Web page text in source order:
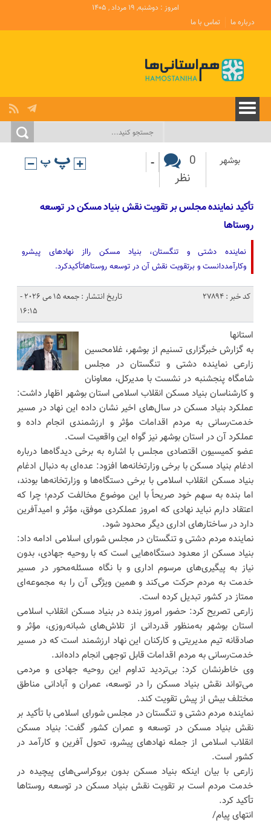
امروز : دوشنبه, ۱۹ مرداد , ۱۴۰۵
درباره ما
تماس با ما
بوشهر
0
نظر
-
تأکید نماینده مجلس بر تقویت نقش بنیاد مسکن در توسعه
روستاها
نماینده دشتی و تنگستان، بنیاد مسکن رااز نهادهای پیشرو
وکارآمددانست و برتقویت نقش آن در توسعه روستاهاتأکیدکرد.
کد خبر : 27894
تاریخ انتشار : جمعه 15 می 2026 -
16:15
استانها
به گزارش خبرگزاری تسنیم از بوشهر، غلامحسین
زارعی نماینده دشتی و تنگستان در مجلس
شامگاه پنجشنبه در نشست با مدیرکل، معاونان
و کارشناسان بنیاد مسکن انقلاب اسلامی استان بوشهر اظهار داشت:
عملکرد بنیاد مسکن در سال‌های اخیر نشان داده این نهاد در مسیر
خدمت‌رسانی به مردم اقدامات مؤثر و ارزشمندی انجام داده و
عملکرد آن در استان بوشهر نیز گواه این واقعیت است.
عضو کمیسیون اقتصادی مجلس با اشاره به برخی دیدگاه‌ها درباره
ادغام بنیاد مسکن با برخی وزارتخانه‌ها افزود: عده‌ای به دنبال ادغام
بنیاد مسکن انقلاب اسلامی با برخی دستگاه‌ها و وزارتخانه‌ها بودند،
اما بنده به سهم خود صریحاً با این موضوع مخالفت کردم؛ چرا که
اعتقاد دارم نباید نهادی که امروز عملکردی موفق، مؤثر و امیدآفرین
دارد در ساختارهای اداری دیگر محدود شود.
نماینده مردم دشتی و تنگستان در مجلس شورای اسلامی ادامه داد:
بنیاد مسکن از معدود دستگاه‌هایی است که با روحیه جهادی، بدون
نیاز به پیگیری‌های مرسوم اداری و با نگاه مسئله‌محور در مسیر
خدمت به مردم حرکت می‌کند و همین ویژگی آن را به مجموعه‌ای
ممتاز در کشور تبدیل کرده است.
زارعی تصریح کرد: حضور امروز بنده در بنیاد مسکن انقلاب اسلامی
استان بوشهر به‌منظور قدردانی از تلاش‌های شبانه‌روزی، مؤثر و
صادقانه تیم مدیریتی و کارکنان این نهاد ارزشمند است که در مسیر
خدمت‌رسانی به مردم اقدامات قابل توجهی انجام داده‌اند.
وی خاطرنشان کرد: بی‌تردید تداوم این روحیه جهادی و مردمی
می‌تواند نقش بنیاد مسکن را در توسعه، عمران و آبادانی مناطق
مختلف بیش از پیش تقویت کند.
نماینده مردم دشتی و تنگستان در مجلس شورای اسلامی با تأکید بر
نقش بنیاد مسکن در توسعه و عمران کشور گفت: بنیاد مسکن
انقلاب اسلامی از جمله نهادهای پیشرو، تحول آفرین و کارآمد در
کشور است.
زارعی با بیان اینکه بنیاد مسکن بدون بروکراسی‌های پیچیده در
خدمت مردم است بر تقویت نقش بنیاد مسکن در توسعه روستاها
تأکید کرد.
انتهای پیام/